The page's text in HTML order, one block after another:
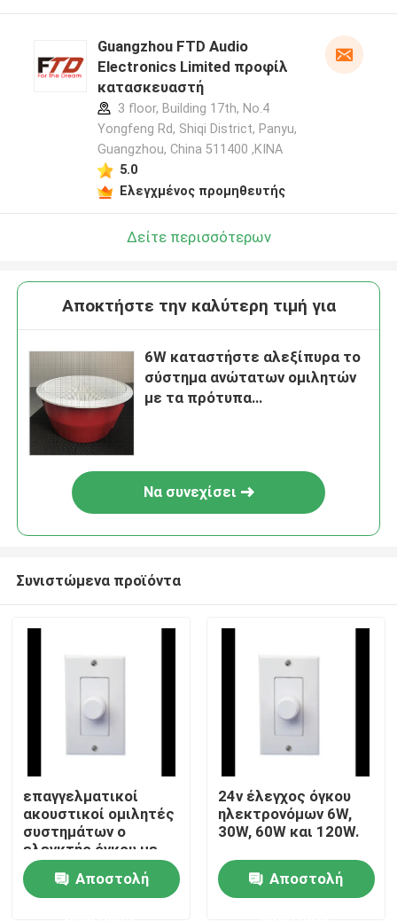
Σπίτι
Προϊόντα
Guangzhou FTD Audio
Electronics Limited προφίλ
κατασκευαστή
3 floor, Building 17th, No.4
Yongfeng Rd, Shiqi District, Panyu,
Guangzhou, China 511400 ,ΚΙΝΑ
5.0
Ελεγχμένος προμηθευτής
Δείτε περισσότερων
Αποκτήστε την καλύτερη τιμή για
6W καταστήστε αλεξίπυρα το
σύστημα ανώτατων ομιλητών
με τα πρότυπα
Να συνεχίσει
Συνιστώμενα προϊόντα
επαγγελματικοί
ακουστικοί ομιλητές
συστημάτων ο
ελεγκτής όγκου με
τον ηλεκτρονόμο 24V
Αποστολή
24v έλεγχος όγκου
ηλεκτρονόμων 6W,
30W, 60W και 120W.
Αποστολή